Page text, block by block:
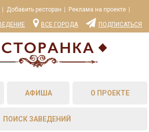
Добавить ресторан Реклама на проекте
ВСЕ ГОРОДА ПОДПИСАТЬСЯ
АФИША О ПРОЕКТЕ
ПОИСК ЗАВЕДЕНИЙ